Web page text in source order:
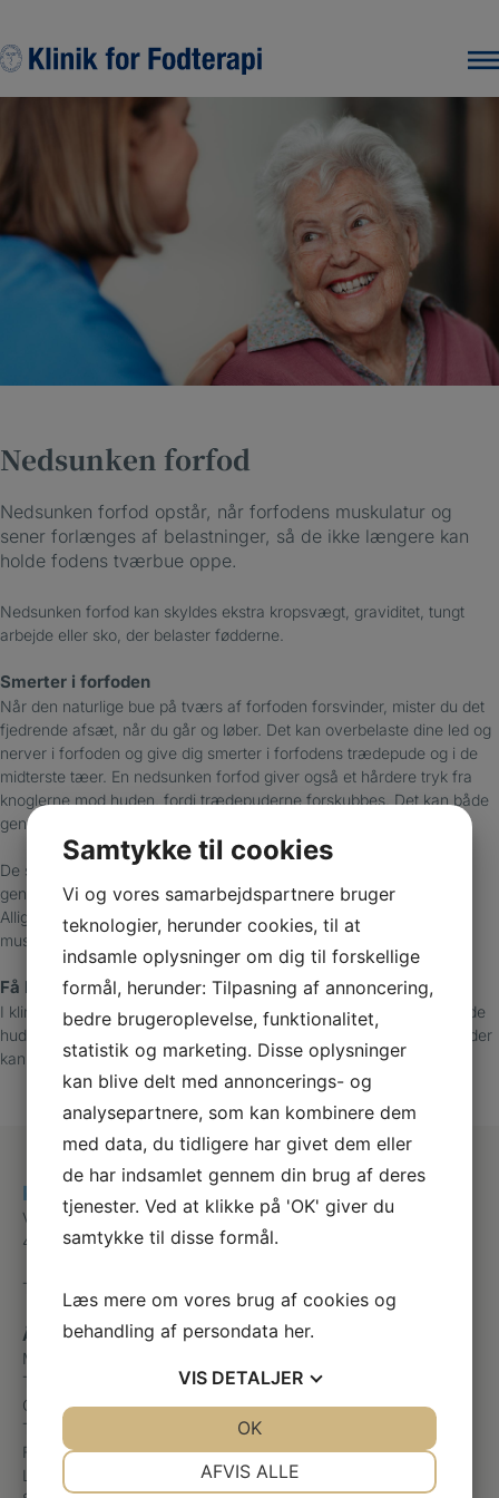
indholdet
Nedsunken forfod
Nedsunken forfod opstår, når forfodens muskulatur og
sener forlænges af belastninger, så de ikke længere kan
holde fodens tværbue oppe.
Nedsunken forfod kan skyldes ekstra kropsvægt, graviditet, tungt
arbejde eller sko, der belaster fødderne.
Smerter i forfoden
Når den naturlige bue på tværs af forfoden forsvinder, mister du det
fjedrende afsæt, når du går og løber. Det kan overbelaste dine led og
nerver i forfoden og give dig smerter i forfodens trædepude og i de
midterste tæer. En nedsunken forfod giver også et hårdere tryk fra
knoglerne mod huden, fordi trædepuderne forskubbes. Det kan både
genere og føre til hård hud og ligtorne.
De små muskler og sener, der danner tværbuen, er svære at
genoptræne, da vi ikke har bevidst kontrol over dem enkeltvis.
Alligevel kan særlige øvelser være med til at styrke forfodens
muskulatur.
Få lindret dine smerter
I klinikken kan vi lindre dine smerter med indlæg og fjerne den hårde
hud og ligtorne, der generer dig. Vi vejleder dig samtidig i øvelser, der
kan styrke dine fodmuskler.
Klinik for Fodterapi
Vestergade 14
4850 Stubbekøbing
Telefon
Åbningstider
Mandag
Tirsdag
Efter aftale
Onsdag
Efter aftale
Torsdag
Fredag
Efter aftale
Lørdag
Samtykke til cookies
Vi og vores samarbejdspartnere bruger
teknologier, herunder cookies, til at
indsamle oplysninger om dig til forskellige
formål, herunder: Tilpasning af annoncering,
bedre brugeroplevelse, funktionalitet,
statistik og marketing. Disse oplysninger
kan blive delt med annoncerings- og
analysepartnere, som kan kombinere dem
med data, du tidligere har givet dem eller
de har indsamlet gennem din brug af deres
tjenester. Ved at klikke på 'OK' giver du
samtykke til disse formål.
Læs mere om vores brug af cookies og
behandling af persondata her.
VIS DETALJER
AFVIS ALLE
OK